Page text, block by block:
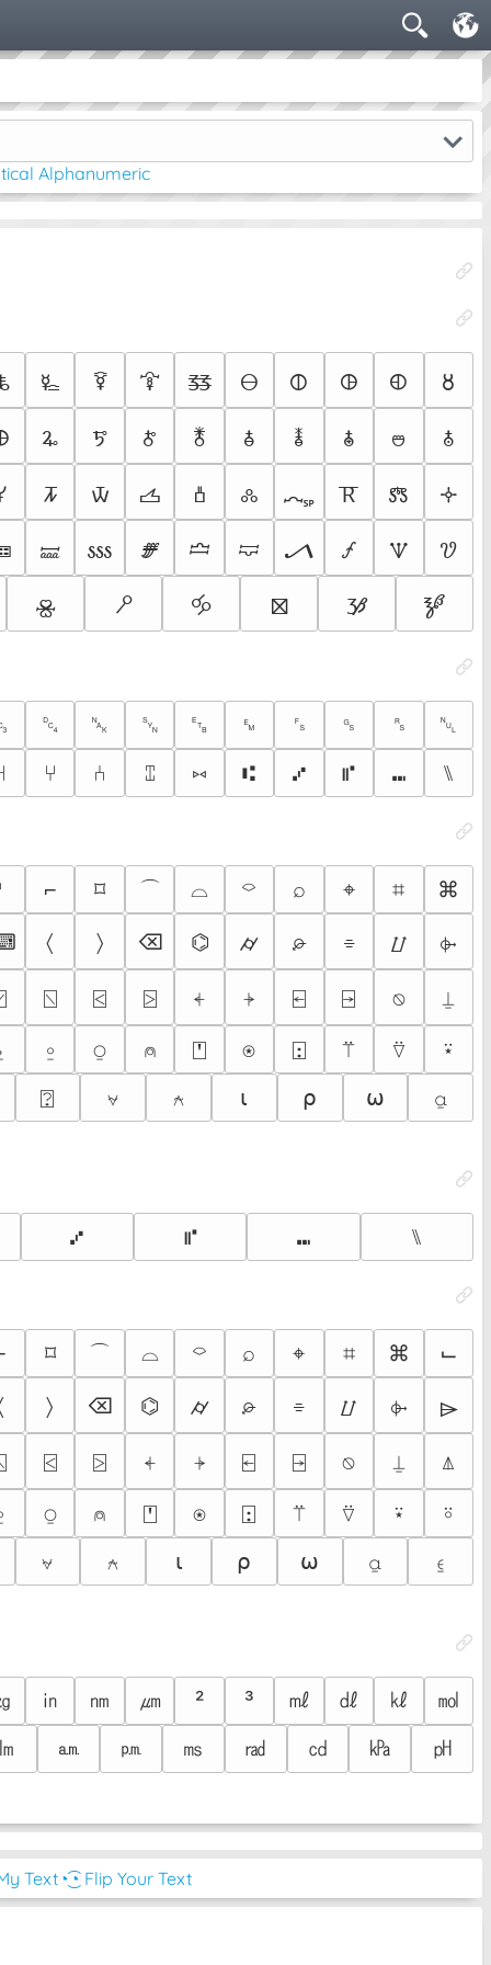
Alphanumeric
🜐 🜑 🜒 🜓 🜔 🜕 🜖 🜗 🜘
🜩 🜪 🜫 🜬 🜭 🜮 🜯 🜰 🜱
🝂 🝃 🝄 🝅 🝆 🝇 🝈 🝉 🝊
🝛 🝜 🝝 🝞 🝟 🝠 🝡 🝢 🝣
🝮 🝯 🝰 🝱 🝲 🝳
␔ ␕ ␖ ␗ ␙ ␜ ␝ ␞
␀
⑂ ⑃ ⑄ ⑅ ⑆ ⑇ ⑈ ⑉ ⑊
⌐ ⌑ ⌒ ⌓ ⌔ ⌕ ⌖ ⌗
⌘
〈 〉 ⌫ ⌬ ⌭ ⌮ ⌯ ⌰ ⌱
⍂ ⍃ ⍄ ⍅ ⍆ ⍇ ⍈ ⍉
⍊
⍛ ⍜ ⍝ ⍞ ⍟ ⍠ ⍡ ⍢
⍣
⍰ ⍱ ⍲ ⍳ ⍴ ⍵ ⍶
⑇ ⑈ ⑉ ⑊
⌑ ⌒ ⌓ ⌔ ⌕ ⌖ ⌗ ⌘
⌙
〉 ⌫ ⌬ ⌭ ⌮ ⌯ ⌰ ⌱ ⌲
⍃ ⍄ ⍅ ⍆ ⍇ ⍈ ⍉ ⍊
⍋
⍜ ⍝ ⍞ ⍟ ⍠ ⍡ ⍢ ⍣
⍤
⍱ ⍲ ⍳ ⍴ ⍵ ⍶ ⍷
㏌ ㎚ ㎛ ² ³ ㎖ ㎗ ㎘
㏖
㏐ ㏂ ㏘ ㎳ ㎭ ㏅ ㎪ ㏗
Text ◔͜͡◔ Flip Your Text